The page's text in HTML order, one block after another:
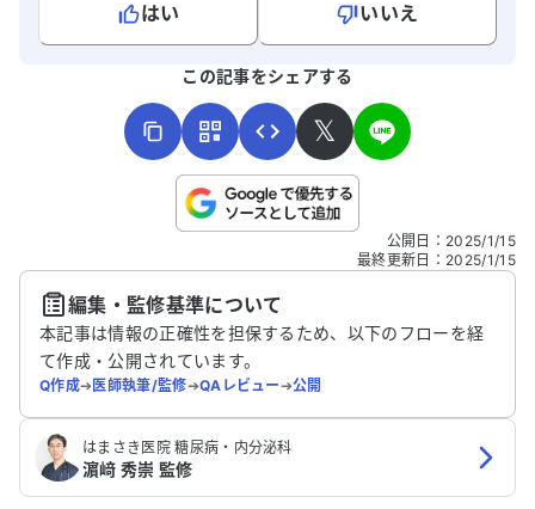
はい
いいえ
こちらは送信専用のフォームです。氏名やご自身の病気の詳細な
送信する
この記事をシェアする
𝕏
公開日 ： 2025/1/15
最終更新日 ： 2025/1/15
編集・監修基準について
本記事は情報の正確性を担保するため、以下のフローを経
て作成・公開されています。
Q作成➔医師執筆/監修➔QAレビュー➔公開
はまさき医院 糖尿病・内分泌科
濵﨑 秀崇 監修